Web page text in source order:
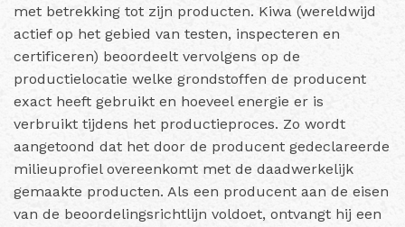
met betrekking tot zijn producten. Kiwa (wereldwijd
actief op het gebied van testen, inspecteren en
certificeren) beoordeelt vervolgens op de
productielocatie welke grondstoffen de producent
exact heeft gebruikt en hoeveel energie er is
verbruikt tijdens het productieproces. Zo wordt
aangetoond dat het door de producent gedeclareerde
milieuprofiel overeenkomt met de daadwerkelijk
gemaakte producten. Als een producent aan de eisen
van de beoordelingsrichtlijn voldoet, ontvangt hij een